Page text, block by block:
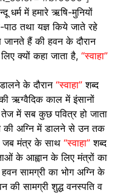
धर्म में हमारे ऋषि-मुनियों
पाठ तथा यज्ञ किये जाते रहे
हैं की हवन के दौरान
क्यों कहा जाता है, “स्वाहा”
के दौरान “स्वाहा” शब्द
ऋग्वैदिक काल में इंसानों
में सब कुछ पवित्र हो जाता
की अग्नि में डालने से उन तक
जब मंत्र के साथ “स्वाहा” शब्द
के आह्वान के लिए मंत्रों का
सामग्री का भोग अग्नि के
की सामग्री शुद्ध वनस्पति व